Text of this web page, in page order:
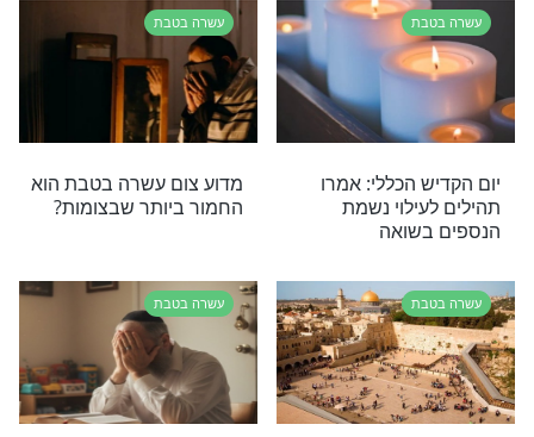
תוכן בנושא עשרה בטבת
צום עשרה בטבת תשפ"ה 2025